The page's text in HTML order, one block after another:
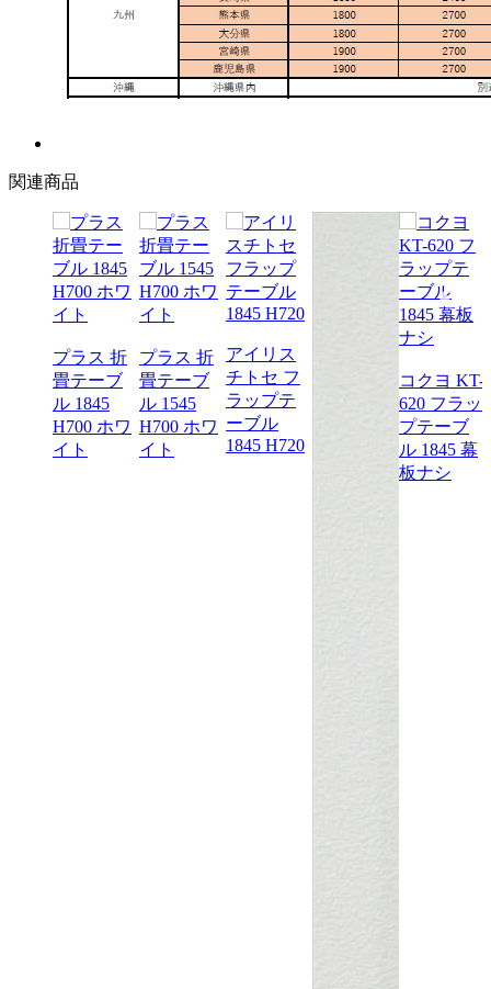
関連商品
プラス 折
畳テーブ
ル 1845
H700 ホワ
イト
プラス 折
畳テーブ
ル 1545
H700 ホワ
イト
アイリス
チトセ フ
ラップテ
ーブル
1845 H720
コクヨ KT-
620 フラッ
プテーブ
ル 1845 幕
板ナシ